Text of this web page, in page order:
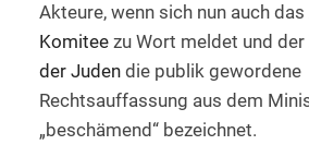
Akteure, wenn sich nun auch das
Komitee zu Wort meldet und der
der Juden die publik gewordene
Rechtsauffassung aus dem
„beschämend“ bezeichnet.